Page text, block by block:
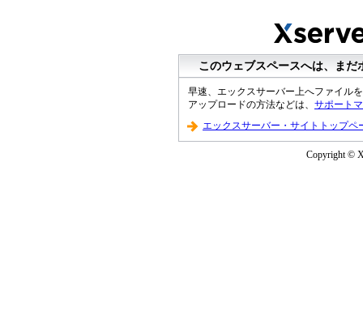
このウェブスペースへは、ま
早速、エックスサーバー上へファイル
アップロードの方法などは、 サポート
エックスサーバー・サイトトップペ
Copyright ©